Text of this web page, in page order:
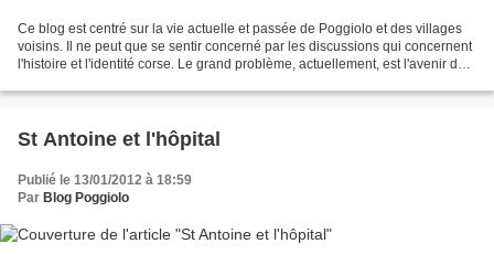
Ce blog est centré sur la vie actuelle et passée de Poggiolo et des villages
voisins. Il ne peut que se sentir concerné par les discussions qui concernent
l'histoire et l'identité corse. Le grand problème, actuellement, est l'avenir du
St Antoine et l'hôpital
Publié le 13/01/2012 à 18:59
Par Blog Poggiolo